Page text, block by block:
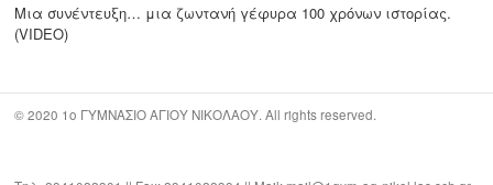
Μια συνέντευξη… μια ζωντανή γέφυρα 100 χρόνων ιστορίας.
(VIDEO)
© 2020 1ο ΓΥΜΝΑΣΙΟ ΑΓΙΟΥ ΝΙΚΟΛΑΟΥ. All rights reserved.